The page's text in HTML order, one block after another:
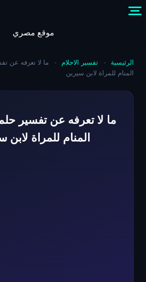
موقع مصري
الرئيسية - تفسير الاحلام -
ما لا تعرفه عن
المنام للمراة لابن سيرين
ما لا تعرفه عن تفسير
المنام للمراة لابن